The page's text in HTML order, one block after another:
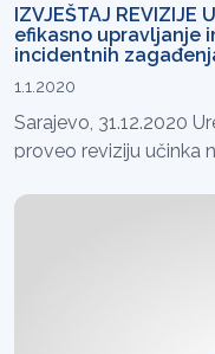
IZVJEŠTAJ REVIZIJE
efikasno upravljanje
incidentnih
1.1.2020
Sarajevo, 31.12.2020
proveo reviziju učinka